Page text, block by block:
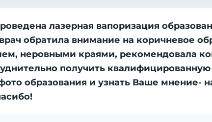
лазерная вапоризация
обратила внимание на коричневое
неровными краями, рекомендовала
получить
образования и узнать Ваше мнение-